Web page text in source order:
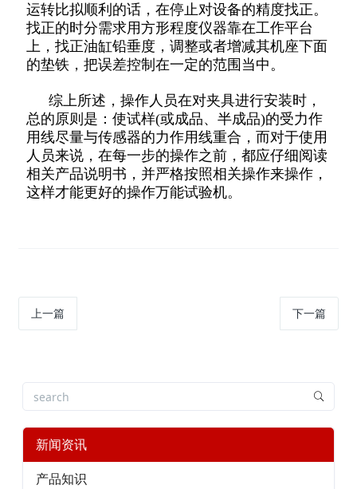
运转比拟顺利的话，在停止对设备的精度找正。
找正的时分需求用方形程度仪器靠在工作平台
上，找正油缸铅垂度，调整或者增减其机座下面
的垫铁，把误差控制在一定的范围当中。
综上所述，操作人员在对夹具进行安装时，
总的原则是：使试样(或成品、半成品)的受力作
用线尽量与传感器的力作用线重合，而对于使用
人员来说，在每一步的操作之前，都应仔细阅读
相关产品说明书，并严格按照相关操作来操作，
这样才能更好的操作万能试验机。
上一篇 下一篇
新闻资讯
产品知识